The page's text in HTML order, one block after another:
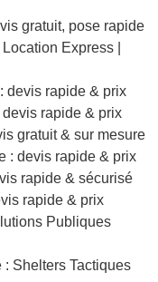
gratuit, pose rapide
Express |
devis rapide & prix
rapide & prix
gratuit & sur mesure
: devis rapide & prix
rapide & sécurisé
rapide & prix
Publiques
Shelters Tactiques